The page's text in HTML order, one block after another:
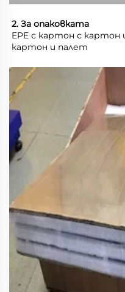
2. За опаковката
EPE с картон с
картон и палет